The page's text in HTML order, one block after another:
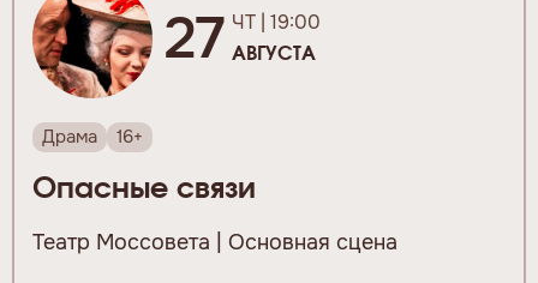
27 ЧТ | 19:00
АВГУСТА
Драма 16+
Опасные связи
Театр Моссовета | Основная сцена